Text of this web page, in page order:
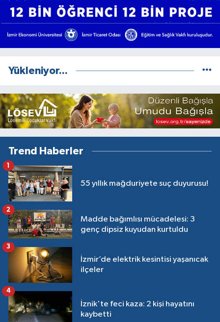
Yükleniyor...
Trend Haberler
55 yıllık mağduriyete suç duyurusu!
1
Madde bağımlısı mücadelesi: 3
genç dipsiz kuyudan kurtuldu
2
İzmir’de elektrik kesintisi yaşanıcak
ilçeler
3
İznik'te feci kaza: 2 kişi hayatını
kaybetti
4